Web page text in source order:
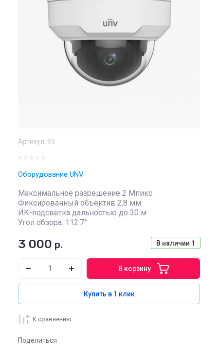
Артикул: 93
Оборудование UNV
Максимальное разрешение 2 Мпикс
Фиксированный объектив 2,8 мм
ИК-подсветка дальностью до 30 м
Угол обзора: 112.7°
В наличии 1
3 000 р.
В корзину
Купить в 1 клик
К сравнению
Поделиться